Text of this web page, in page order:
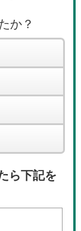
か？
ら下記を